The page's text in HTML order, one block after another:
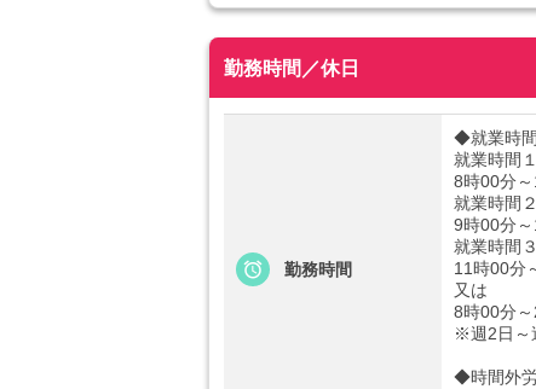
勤務時間／休日
勤務時間
◆就業時間
就業時間１
8時00分
就業時間２
9時00分
就業時間３
11時00分
又は
8時00分
※週2日～
◆時間外